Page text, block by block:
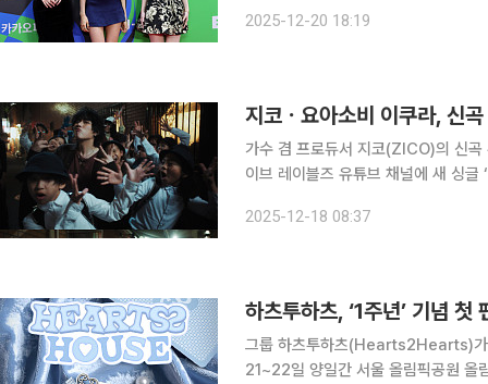
2025-12-20 18:19
지코ㆍ요아소비 이쿠라, 신
가수 겸 프로듀서 지코(ZICO)의 신곡 뮤직비디오
이브 레이블즈 유튜브 채널에 새 싱글
다. 뮤직비디오는 일본에서 촬영해 이
2025-12-18 08:37
하츠투하츠, ‘1주년’ 기념 첫
그룹 하츠투하츠(Hearts2Hearts)가 내년 2월 첫
21~22일 양일간 서울 올림픽공원 올